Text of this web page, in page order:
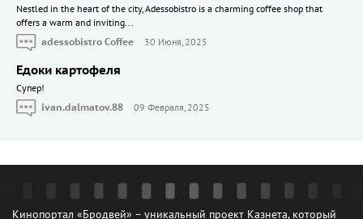
Nestled in the heart of the city, Adessobistro is a charming coffee shop that
offers a warm and inviting...
adessobistro Coffee
30 Июня, 2025
Едоки картофеля
Cупер!
ivan.dalmatov.88
09 Февраля, 2025
Кинопортал «Бродвей» – уникальный проект Казнета, который